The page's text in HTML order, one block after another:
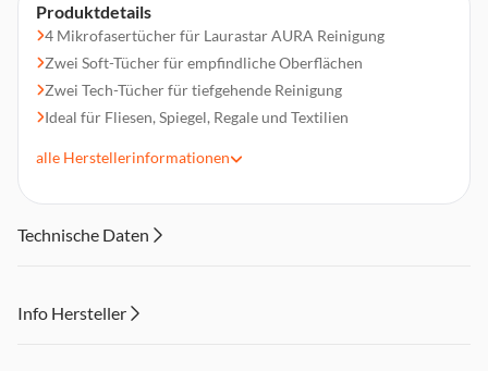
Produktdetails
4 Mikrofasertücher für Laurastar AURA Reinigung
Zwei Soft-Tücher für empfindliche Oberflächen
Zwei Tech-Tücher für tiefgehende Reinigung
Ideal für Fliesen, Spiegel, Regale und Textilien
alle Herstellerinformationen
Technische Daten
Info Hersteller